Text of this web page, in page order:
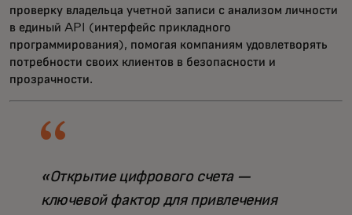
проверку владельца учетной записи с анализом личности
в единый API (интерфейс прикладного
программирования), помогая компаниям удовлетворять
потребности своих клиентов в безопасности и
прозрачности.
«Открытие цифрового счета —
ключевой фактор для привлечения